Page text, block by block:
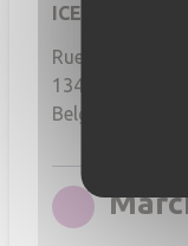
ICE Louvain
Rue Louis de
1348
Belgique